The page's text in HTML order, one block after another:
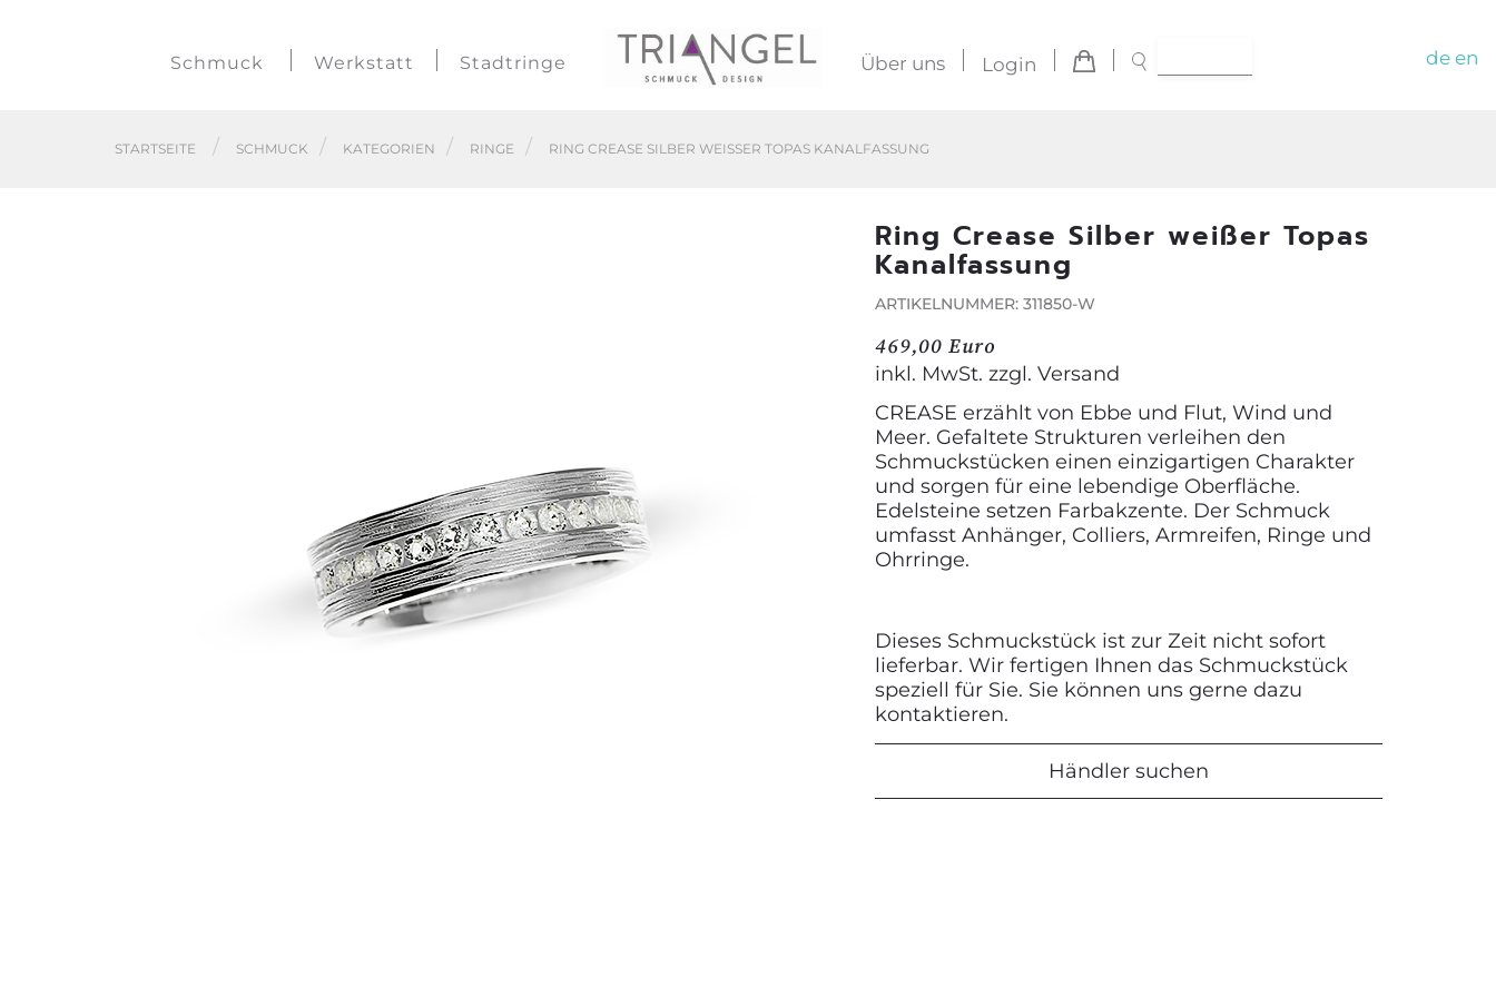
Schmuck Werkstatt Stadtringe Über uns Login de en
STARTSEITE SCHMUCK KATEGORIEN RINGE RING CREASE SILBER WEISSER TOPAS KANALFASSUNG
Ring Crease Silber weißer Topas
Kanalfassung
ARTIKELNUMMER: 311850-W
469,00 Euro
inkl. MwSt. zzgl. Versand
CREASE erzählt von Ebbe und Flut, Wind und
Meer. Gefaltete Strukturen verleihen den
Schmuckstücken einen einzigartigen Charakter
und sorgen für eine lebendige Oberfläche.
Edelsteine setzen Farbakzente. Der Schmuck
umfasst Anhänger, Colliers, Armreifen, Ringe und
Ohrringe.
Dieses Schmuckstück ist zur Zeit nicht sofort
lieferbar. Wir fertigen Ihnen das Schmuckstück
speziell für Sie. Sie können uns gerne dazu
kontaktieren.
Händler suchen